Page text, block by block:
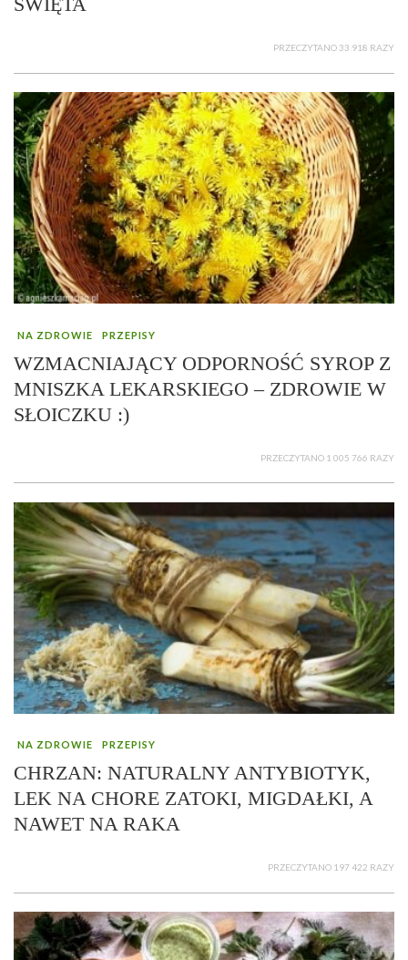
PRZECZYTANO 33 918 RAZY
NA ZDROWIE PRZEPISY
WZMACNIAJĄCY ODPORNOŚĆ SYROP Z
MNISZKA LEKARSKIEGO – ZDROWIE W
SŁOICZKU :)
PRZECZYTANO 1 005 766 RAZY
NA ZDROWIE PRZEPISY
CHRZAN: NATURALNY ANTYBIOTYK,
LEK NA CHORE ZATOKI, MIGDAŁKI, A
NAWET NA RAKA
PRZECZYTANO 197 422 RAZY